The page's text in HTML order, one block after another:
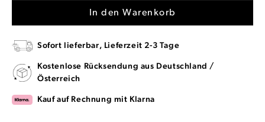
In den Warenkorb
Sofort lieferbar, Lieferzeit 2-3 Tage
Kostenlose Rücksendung aus Deutschland /
Österreich
Kauf auf Rechnung mit Klarna